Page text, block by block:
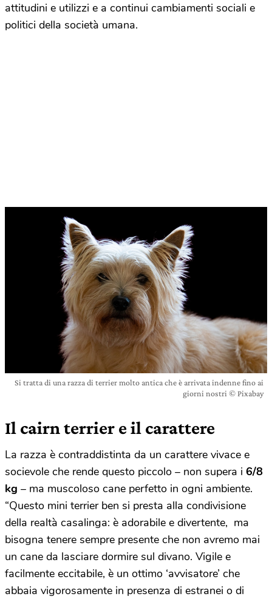
attitudini e utilizzi e a continui cambiamenti sociali e
politici della società umana.
Si tratta di una razza di terrier molto antica che è arrivata indenne fino ai
giorni nostri © Pixabay
Il cairn terrier e il carattere
La razza è contraddistinta da un carattere vivace e
socievole che rende questo piccolo – non supera i 6/8
kg – ma muscoloso cane perfetto in ogni ambiente.
“Questo mini terrier ben si presta alla condivisione
della realtà casalinga: è adorabile e divertente, ma
bisogna tenere sempre presente che non avremo mai
un cane da lasciare dormire sul divano. Vigile e
facilmente eccitabile, è un ottimo ‘avvisatore’ che
abbaia vigorosamente in presenza di estranei o di